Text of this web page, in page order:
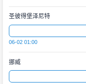
圣彼得堡泽尼特
06-02 01:00
挪威